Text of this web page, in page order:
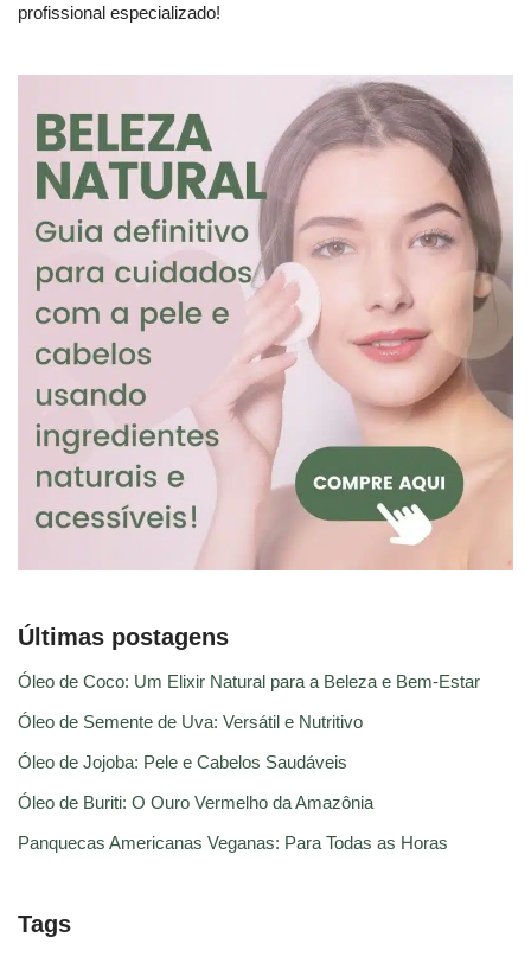
profissional especializado!
Últimas postagens
Óleo de Coco: Um Elixir Natural para a Beleza e Bem-Estar
Óleo de Semente de Uva: Versátil e Nutritivo
Óleo de Jojoba: Pele e Cabelos Saudáveis
Óleo de Buriti: O Ouro Vermelho da Amazônia
Panquecas Americanas Veganas: Para Todas as Horas
Tags